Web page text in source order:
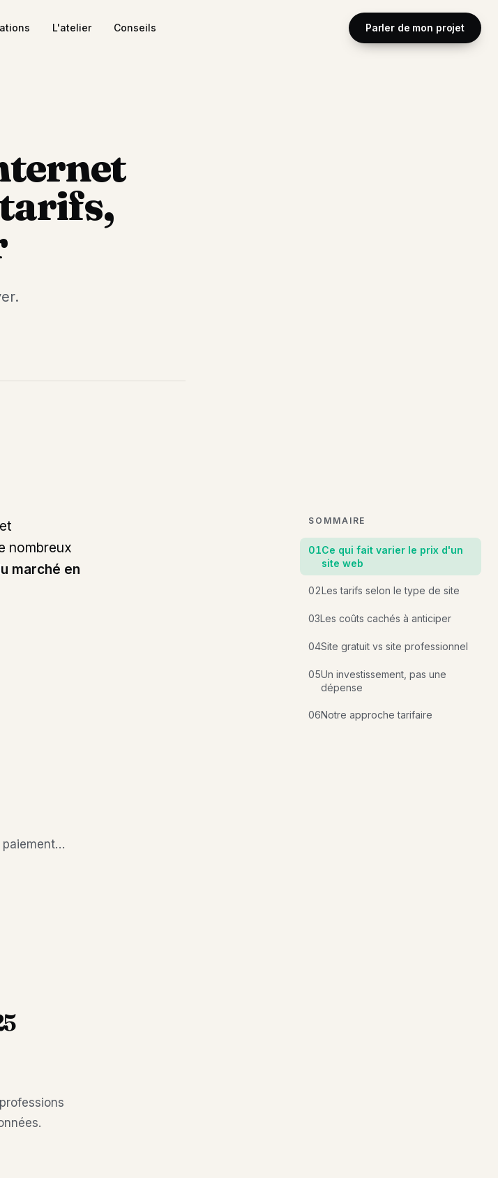
L'atelier Conseils Parler de mon projet
nombreux
marché en
paiement…
SOMMAIRE
01Ce qui fait varier le prix d'un
site web
02Les tarifs selon le type de site
03Les coûts cachés à anticiper
04Site gratuit vs site professionnel
05Un investissement, pas une
dépense
06Notre approche tarifaire